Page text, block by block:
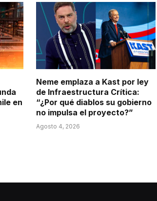
en
Neme emplaza a Kast por ley
de Infraestructura Crítica:
“¿Por qué diablos su gobierno
no impulsa el proyecto?”
Agosto 4, 2026